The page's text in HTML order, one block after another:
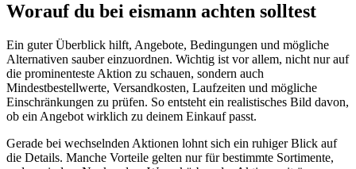
Worauf du bei eismann achten solltest
Ein guter Überblick hilft, Angebote, Bedingungen und mögliche
Alternativen sauber einzuordnen. Wichtig ist vor allem, nicht nur auf
die prominenteste Aktion zu schauen, sondern auch
Mindestbestellwerte, Versandkosten, Laufzeiten und mögliche
Einschränkungen zu prüfen. So entsteht ein realistisches Bild davon,
ob ein Angebot wirklich zu deinem Einkauf passt.
Gerade bei wechselnden Aktionen lohnt sich ein ruhiger Blick auf
die Details. Manche Vorteile gelten nur für bestimmte Sortimente,